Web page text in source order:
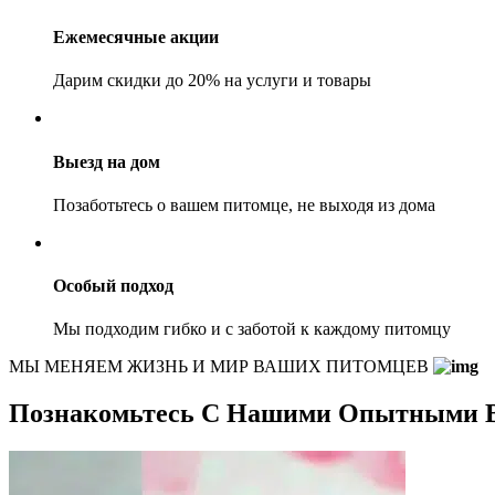
Ежемесячные акции
Дарим скидки до 20% на услуги и товары
Выезд на дом
Позаботьтесь о вашем питомце, не выходя из дома
Особый подход
Мы подходим гибко и с заботой к каждому питомцу
МЫ МЕНЯЕМ ЖИЗНЬ И МИР ВАШИХ ПИТОМЦЕВ
Познакомьтесь С Нашими Опытными